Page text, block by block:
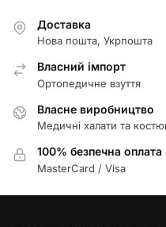
Доставка
Нова пошта, Укрпошта
Власний імпорт
Ортопедичне взуття
Власне виробництво
Медичні халати та
100% безпечна оплата
MasterCard / Visa